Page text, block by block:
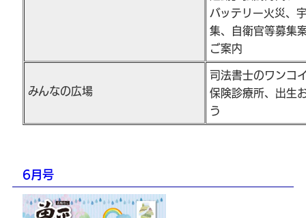
バッテリー火災、
集、自衛官等募集
ご案内
みんなの広場
司法書士のワンコ
保険診療所、出生
う
6月号